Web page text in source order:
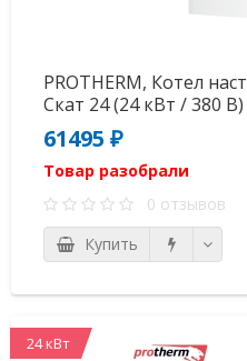
PROTHERM, Котел
Скат 24 (24 кВт / 380 В)
61495 ₽
Товар разобрали
0 отзывов
Купить
24 кВт